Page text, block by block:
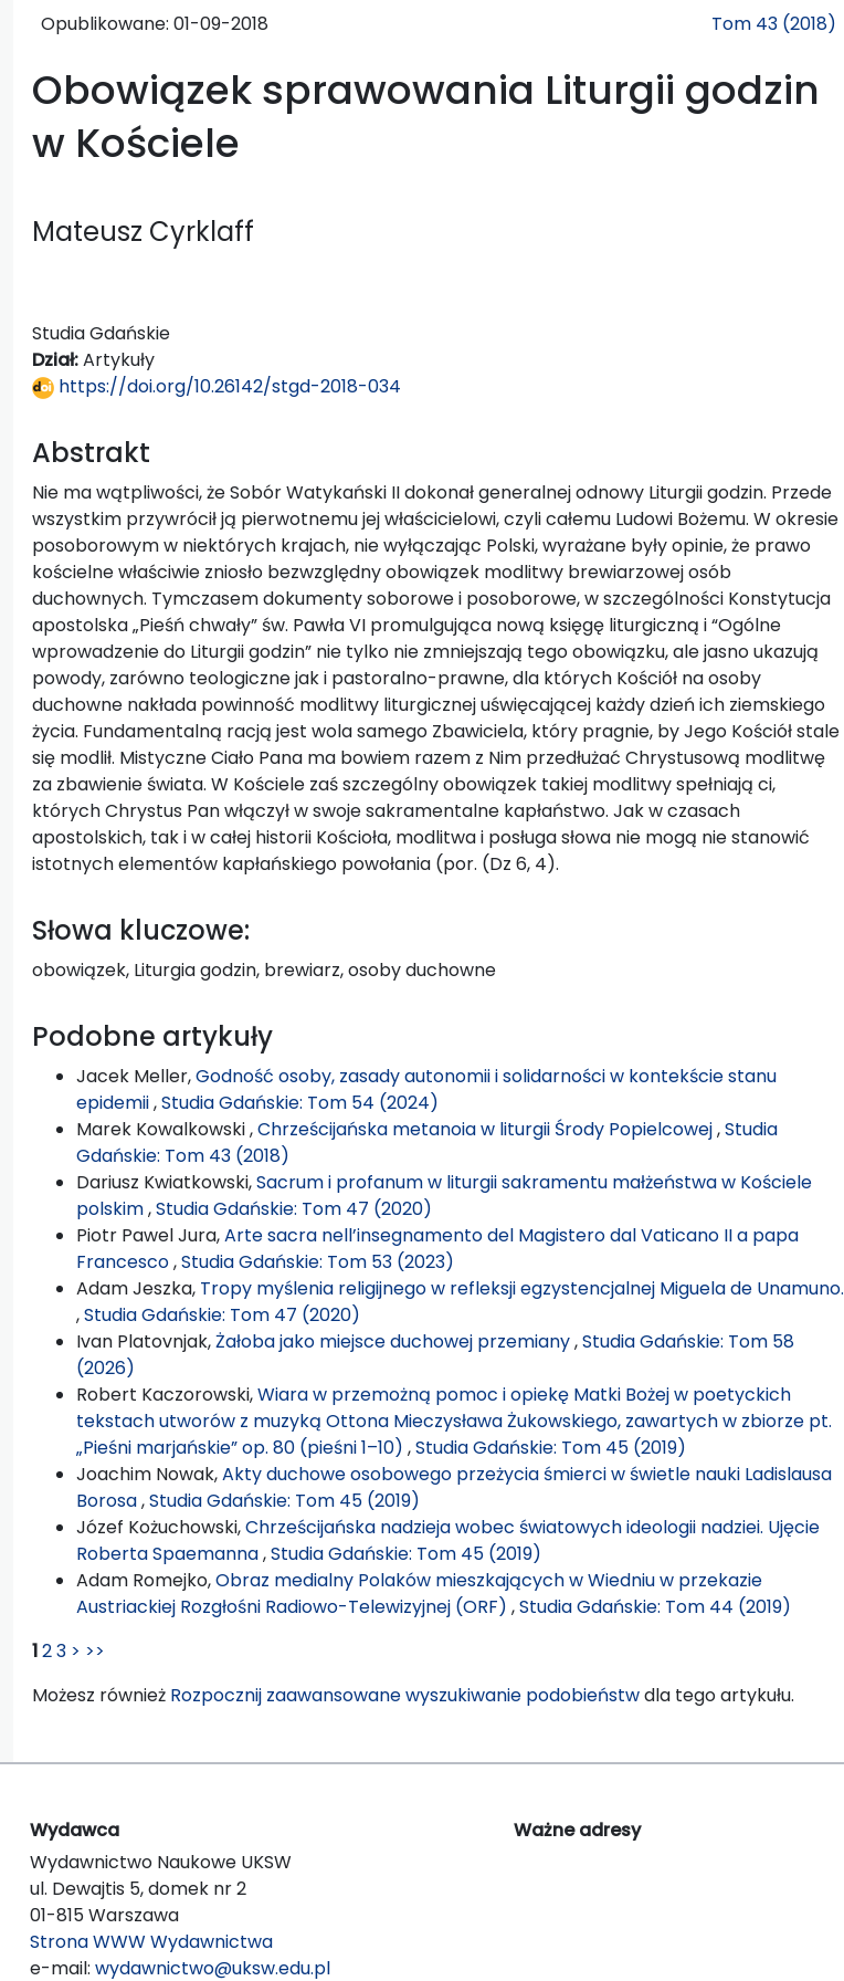
Opublikowane: 01-09-2018 Tom 43 (2018)
Obowiązek sprawowania Liturgii godzin
w Kościele
Mateusz Cyrklaff
Studia Gdańskie
Dział:Artykuły
https://doi.org/10.26142/stgd-2018-034
Abstrakt
Nie ma wątpliwości, że Sobór Watykański II dokonał generalnej odnowy Liturgii godzin. Przede
wszystkim przywrócił ją pierwotnemu jej właścicielowi, czyli całemu Ludowi Bożemu. W okresie
posoborowym w niektórych krajach, nie wyłączając Polski, wyrażane były opinie, że prawo
kościelne właściwie zniosło bezwzględny obowiązek modlitwy brewiarzowej osób
duchownych. Tymczasem dokumenty soborowe i posoborowe, w szczególności Konstytucja
apostolska „Pieśń chwały” św. Pawła VI promulgująca nową księgę liturgiczną i “Ogólne
wprowadzenie do Liturgii godzin” nie tylko nie zmniejszają tego obowiązku, ale jasno ukazują
powody, zarówno teologiczne jak i pastoralno-prawne, dla których Kościół na osoby
duchowne nakłada powinność modlitwy liturgicznej uświęcającej każdy dzień ich ziemskiego
życia. Fundamentalną racją jest wola samego Zbawiciela, który pragnie, by Jego Kościół stale
się modlił. Mistyczne Ciało Pana ma bowiem razem z Nim przedłużać Chrystusową modlitwę
za zbawienie świata. W Kościele zaś szczególny obowiązek takiej modlitwy spełniają ci,
których Chrystus Pan włączył w swoje sakramentalne kapłaństwo. Jak w czasach
apostolskich, tak i w całej historii Kościoła, modlitwa i posługa słowa nie mogą nie stanowić
istotnych elementów kapłańskiego powołania (por. (Dz 6, 4).
Słowa kluczowe:
obowiązek, Liturgia godzin, brewiarz, osoby duchowne
Podobne artykuły
Jacek Meller,Godność osoby, zasady autonomii i solidarności w kontekście stanu
epidemii,Studia Gdańskie: Tom 54 (2024)
Marek Kowalkowski ,Chrześcijańska metanoia w liturgii Środy Popielcowej,Studia
Gdańskie: Tom 43 (2018)
Dariusz Kwiatkowski,Sacrum i profanum w liturgii sakramentu małżeństwa w Kościele
polskim,Studia Gdańskie: Tom 47 (2020)
Piotr Pawel Jura,Arte sacra nell’insegnamento del Magistero dal Vaticano II a papa
Francesco,Studia Gdańskie: Tom 53 (2023)
Adam Jeszka, Tropy myślenia religijnego w refleksji egzystencjalnej Miguela de Unamuno.
,Studia Gdańskie: Tom 47 (2020)
Ivan Platovnjak,Żałoba jako miejsce duchowej przemiany,Studia Gdańskie: Tom 58
(2026)
Robert Kaczorowski,Wiara w przemożną pomoc i opiekę Matki Bożej w poetyckich
tekstach utworów z muzyką Ottona Mieczysława Żukowskiego, zawartych w zbiorze pt.
„Pieśni marjańskie” op. 80 (pieśni 1–10) ,Studia Gdańskie: Tom 45 (2019)
Joachim Nowak,Akty duchowe osobowego przeżycia śmierci w świetle nauki Ladislausa
Borosa,Studia Gdańskie: Tom 45 (2019)
Józef Kożuchowski,Chrześcijańska nadzieja wobec światowych ideologii nadziei. Ujęcie
Roberta Spaemanna,Studia Gdańskie: Tom 45 (2019)
Adam Romejko,Obraz medialny Polaków mieszkających w Wiedniu w przekazie
Austriackiej Rozgłośni Radiowo-Telewizyjnej (ORF) ,Studia Gdańskie: Tom 44 (2019)
123 > >>
Możesz również Rozpocznij zaawansowane wyszukiwanie podobieństwdla tego artykułu.
Wydawca
Wydawnictwo Naukowe UKSW
ul. Dewajtis 5, domek nr 2
01-815 Warszawa
Strona WWW Wydawnictwa
e-mail: wydawnictwo@uksw.edu.pl
Ważne adresy